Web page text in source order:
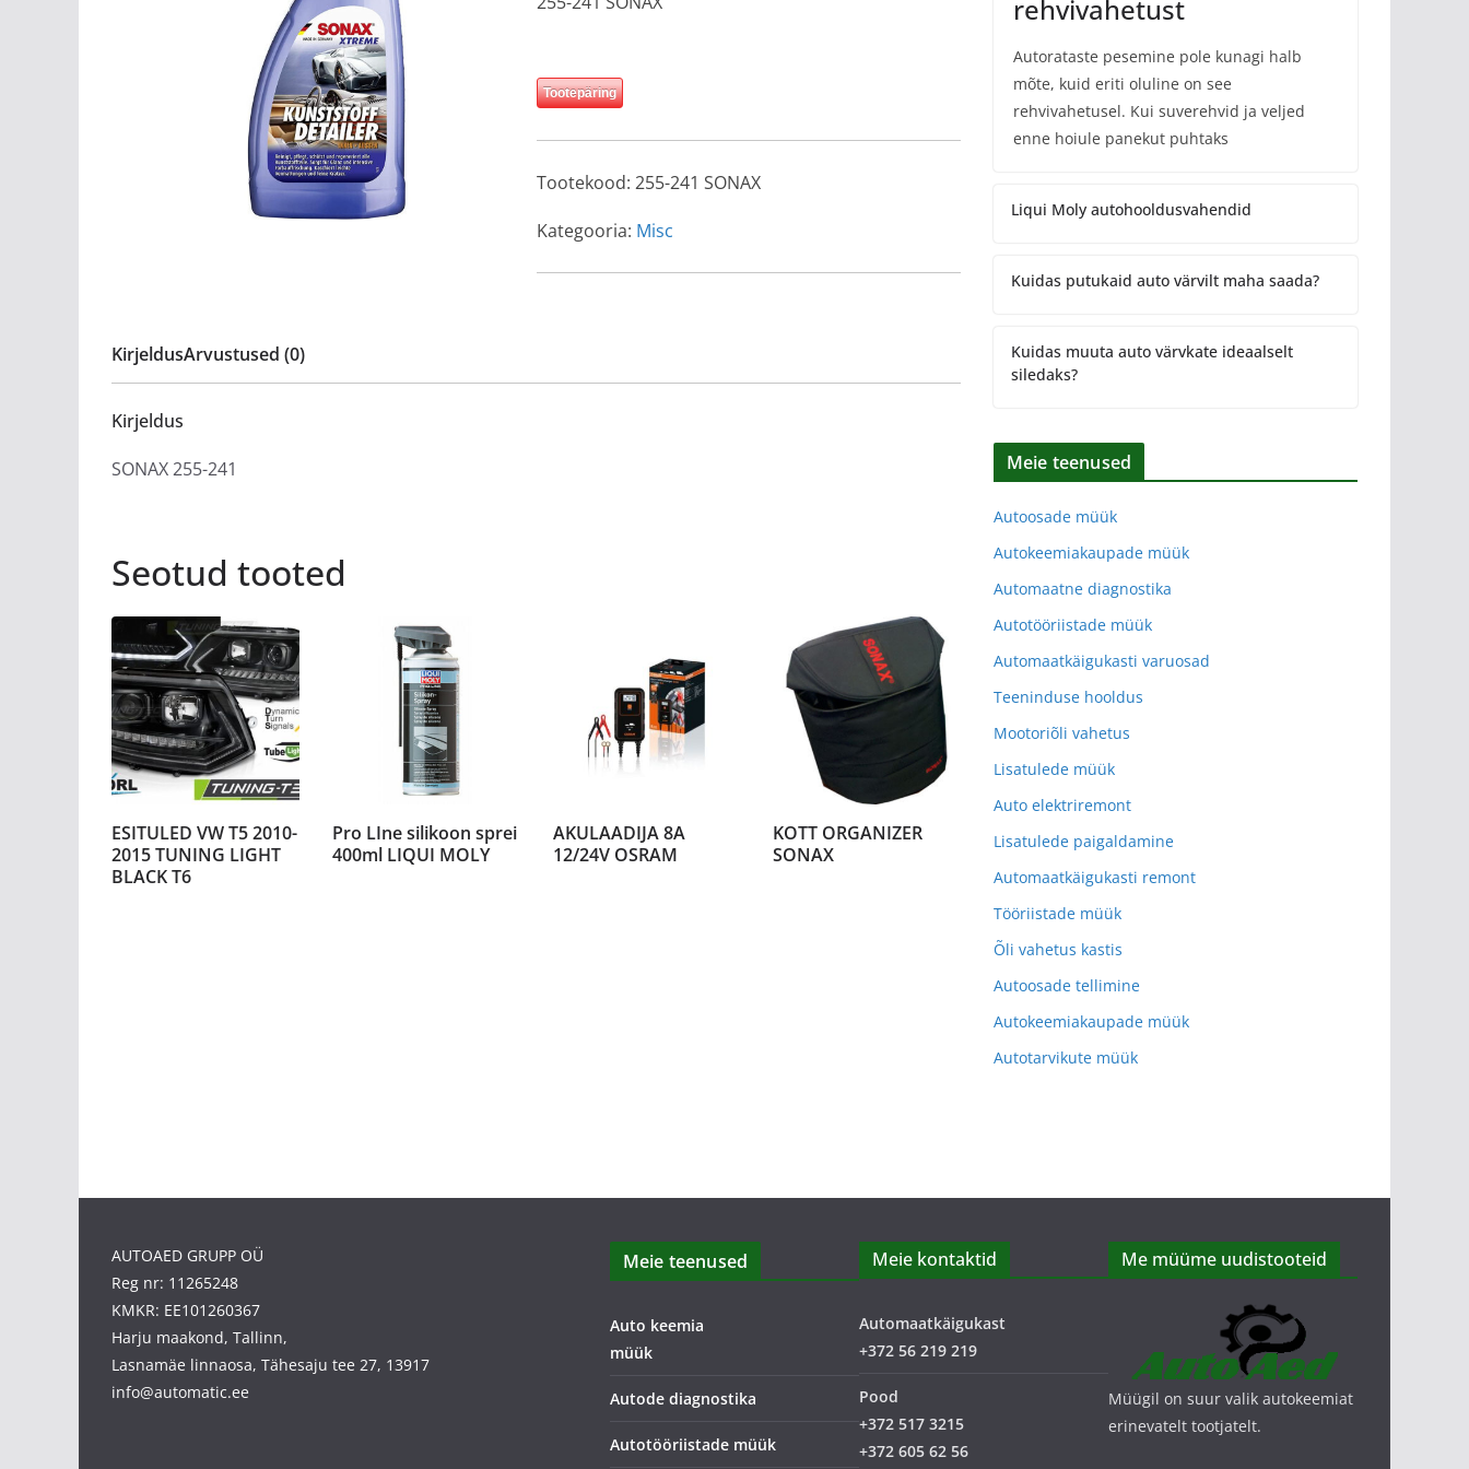
Tootepäring
Tootekood: 255-241 SONAX
Kategooria: Misc
KirjeldusArvustused (0)
Kirjeldus
SONAX 255-241
Seotud tooted
ESITULED VW T5 2010-
2015 TUNING LIGHT
BLACK T6
Pro LIne silikoon sprei
400ml LIQUI MOLY
AKULAADIJA 8A
12/24V OSRAM
KOTT ORGANIZER
SONAX
rehvivahetust
Autorataste pesemine pole kunagi halb
mõte, kuid eriti oluline on see
rehvivahetusel. Kui suverehvid ja veljed
enne hoiule panekut puhtaks
Liqui Moly autohooldusvahendid
Kuidas putukaid auto värvilt maha saada?
Kuidas muuta auto värvkate ideaalselt
siledaks?
Meie teenused
Autoosade müük
Autokeemiakaupade müük
Automaatne diagnostika
Autotööriistade müük
Automaatkäigukasti varuosad
Teeninduse hooldus
Mootoriõli vahetus
Lisatulede müük
Auto elektriremont
Lisatulede paigaldamine
Automaatkäigukasti remont
Tööriistade müük
Õli vahetus kastis
Autoosade tellimine
Autokeemiakaupade müük
Autotarvikute müük
AUTOAED GRUPP OÜ
Reg nr: 11265248
KMKR: EE101260367
Harju maakond, Tallinn,
Lasnamäe linnaosa, Tähesaju tee 27, 13917
info@automatic.ee
Meie teenused
Auto keemia
müük
Autode diagnostika
Autotööriistade müük
Meie kontaktid
Automaatkäigukast
+372 56 219 219
Pood
+372 517 3215
+372 605 62 56
Me müüme uudistooteid
Müügil on suur valik autokeemiat
erinevatelt tootjatelt.